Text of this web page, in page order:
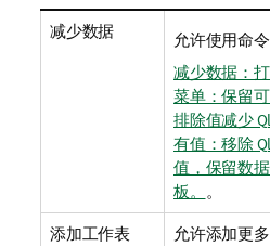
减少数据 允许使用命令
减少数据：
菜单：保留
排除值减少
有值：移除
值，保留数
板。 。
添加工作表 允许添加更